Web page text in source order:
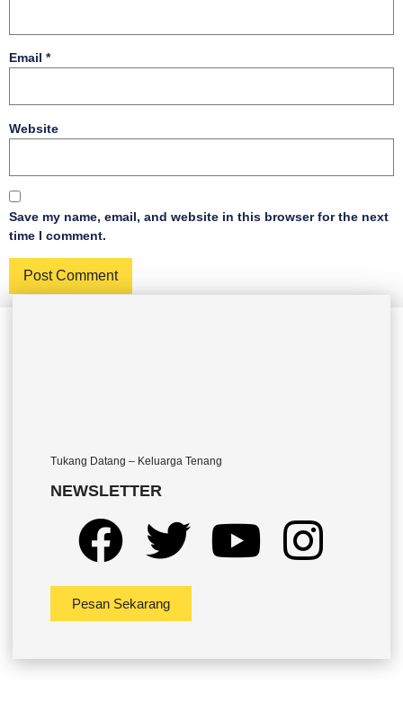
Email *
Website
Save my name, email, and website in this browser for the next
time I comment.
Tukang Datang – Keluarga Tenang
NEWSLETTER
Pesan Sekarang